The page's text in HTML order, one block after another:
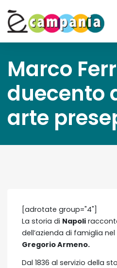
Marco
duecento
arte
[adrotate group="4"]
La storia di Napoli
dell’azienda di famiglia
Gregorio Armeno.
Dal 1836 al servizio della